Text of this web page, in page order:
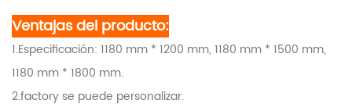
Ventajas del producto:
1.Especificación: 1180 mm * 1200 mm, 1180 mm * 1500 mm,
1180 mm * 1800 mm.
2.factory se puede personalizar.